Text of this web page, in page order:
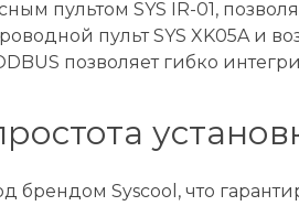
пультом SYS IR-01,
пульт SYS XK05A и
позволяет гибко
Syscool, что